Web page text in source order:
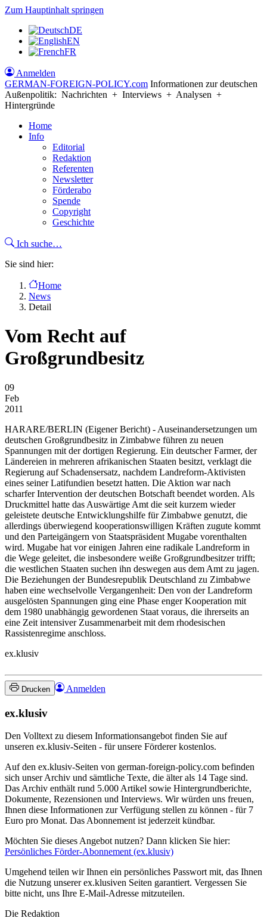
Zum Hauptinhalt springen
DE
EN
FR
Anmelden
GERMAN-FOREIGN-POLICY.com Informationen zur deutschen
Außenpolitik: Nachrichten + Interviews + Analysen +
Hintergründe
Home
Info
Editorial
Redaktion
Referenten
Newsletter
Förderabo
Spende
Copyright
Geschichte
Ich suche…
Sie sind hier:
Home
News
Detail
Vom Recht auf
Großgrundbesitz
09
Feb
2011
HARARE/BERLIN (Eigener Bericht) - Auseinandersetzungen um
deutschen Großgrundbesitz in Zimbabwe führen zu neuen
Spannungen mit der dortigen Regierung. Ein deutscher Farmer, der
Ländereien in mehreren afrikanischen Staaten besitzt, verklagt die
Regierung auf Schadensersatz, nachdem Landreform-Aktivisten
eines seiner Latifundien besetzt hatten. Die Aktion war nach
scharfer Intervention der deutschen Botschaft beendet worden. Als
Druckmittel hatte das Auswärtige Amt die seit kurzem wieder
geleistete deutsche Entwicklungshilfe für Zimbabwe genutzt, die
allerdings überwiegend kooperationswilligen Kräften zugute kommt
und den Parteigängern von Staatspräsident Mugabe vorenthalten
wird. Mugabe hat vor einigen Jahren eine radikale Landreform in
die Wege geleitet, die insbesondere weiße Großgrundbesitzer trifft;
die westlichen Staaten suchen ihn deswegen aus dem Amt zu jagen.
Die Beziehungen der Bundesrepublik Deutschland zu Zimbabwe
haben eine wechselvolle Vergangenheit: Den von der Landreform
ausgelösten Spannungen ging eine Phase enger Kooperation mit
dem 1980 unabhängig gewordenen Staat voraus, die ihrerseits an
eine Zeit intensiver Zusammenarbeit mit dem rhodesischen
Rassistenregime anschloss.
ex.klusiv
Drucken Anmelden
ex.klusiv
Den Volltext zu diesem Informationsangebot finden Sie auf
unseren ex.klusiv-Seiten - für unsere Förderer kostenlos.
Auf den ex.klusiv-Seiten von german-foreign-policy.com befinden
sich unser Archiv und sämtliche Texte, die älter als 14 Tage sind.
Das Archiv enthält rund 5.000 Artikel sowie Hintergrundberichte,
Dokumente, Rezensionen und Interviews. Wir würden uns freuen,
Ihnen diese Informationen zur Verfügung stellen zu können - für 7
Euro pro Monat. Das Abonnement ist jederzeit kündbar.
Möchten Sie dieses Angebot nutzen? Dann klicken Sie hier:
Persönliches Förder-Abonnement (ex.klusiv)
Umgehend teilen wir Ihnen ein persönliches Passwort mit, das Ihnen
die Nutzung unserer ex.klusiven Seiten garantiert. Vergessen Sie
bitte nicht, uns Ihre E-Mail-Adresse mitzuteilen.
Die Redaktion